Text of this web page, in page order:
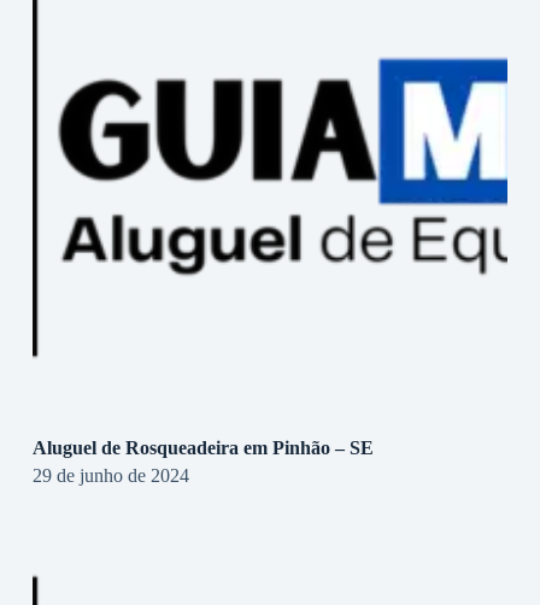
Aluguel de Rosqueadeira em Pinhão – SE
29 de junho de 2024